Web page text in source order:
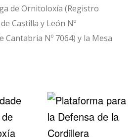
de Ornitoloxía (Registro
Castilla y León Nº
Nº 7064) y la Mesa